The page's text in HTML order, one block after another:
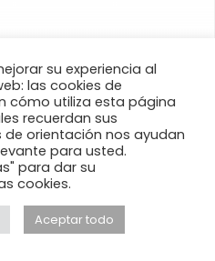
su experiencia al
las cookies de
cómo utiliza esta página
recuerdan sus
de orientación nos ayudan
para usted.
para dar su
cookies.
Aceptar todo